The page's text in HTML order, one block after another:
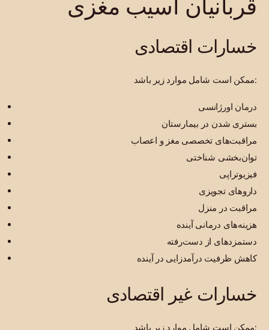
خسارات اقتصادی
ممکن است شامل موارد زیر باشد:
درمان اورژانسی
بستری شدن در بیمارستان
مراقبت‌های تخصصی مغز و اعصاب
توان‌بخشی شناختی
فیزیوتراپی
داروهای تجویزی
مراقبت در منزل
هزینه‌های درمانی آینده
دستمزدهای از دست‌رفته
کاهش ظرفیت درآمدزایی در آینده
خسارات غیر اقتصادی
ممکن است شامل موارد زیر باشد: